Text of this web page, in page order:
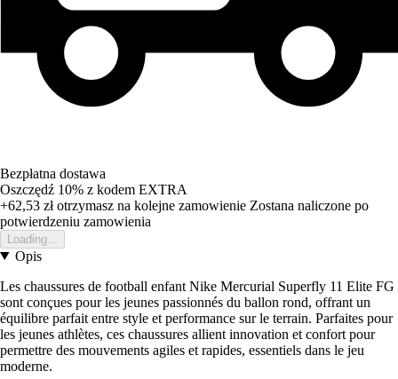
Bezpłatna dostawa
Oszczędź 10% z kodem EXTRA
+62,53 złotrzymasz na kolejne zamowienie Zostana naliczone po
potwierdzeniu zamowienia
Loading...
Opis
Les chaussures de football enfant Nike Mercurial Superfly 11 Elite FG
sont conçues pour les jeunes passionnés du ballon rond, offrant un
équilibre parfait entre style et performance sur le terrain. Parfaites pour
les jeunes athlètes, ces chaussures allient innovation et confort pour
permettre des mouvements agiles et rapides, essentiels dans le jeu
moderne.